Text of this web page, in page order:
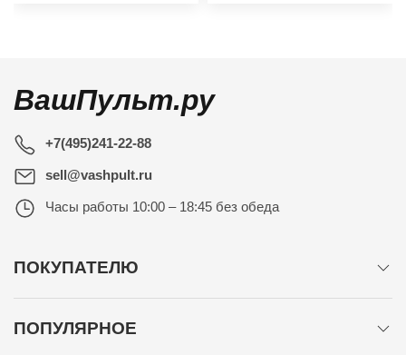
ВашПульт.ру
+7(495)241-22-88
sell@vashpult.ru
Часы работы 10:00 – 18:45 без обеда
ПОКУПАТЕЛЮ
ПОПУЛЯРНОЕ